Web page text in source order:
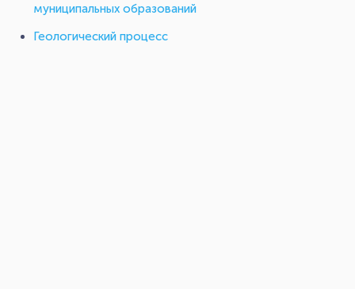
муниципальных образований
Геологический процесс